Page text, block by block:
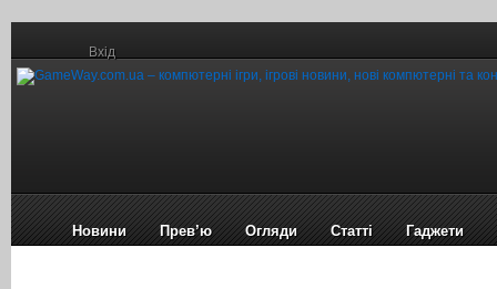
Вхід
Новини Прев’ю Огляди Статті Гаджети